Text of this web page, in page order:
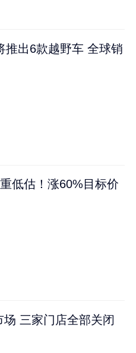
推出6款越野车 全球销
低估！涨60%目标价
场 三家门店全部关闭